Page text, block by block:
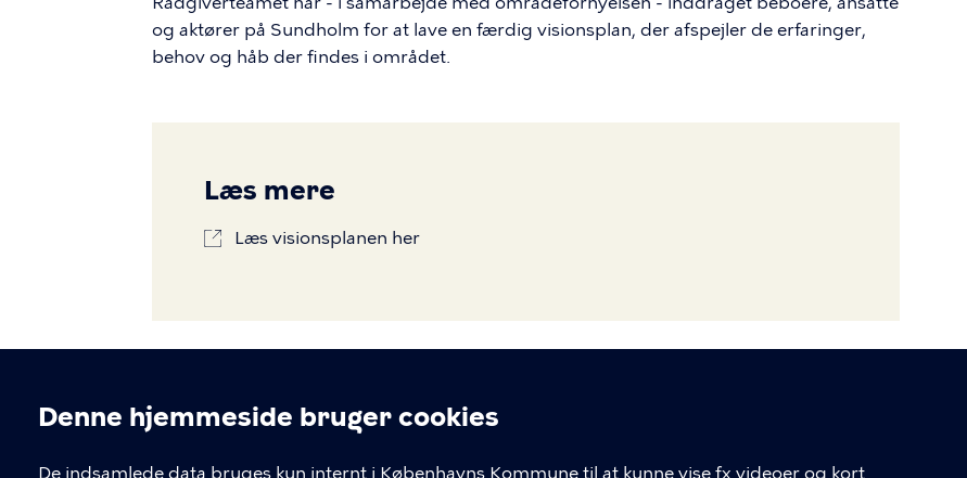
Denne hjemmeside bruger cookies
De indsamlede data bruges kun internt i Københavns Kommune til at kunne vise fx videoer og kort
og aktører på Sundholm for at lave en færdig visionsplan, der afspejler de erfaringer,
behov og håb der findes i området.
Læs mere
Læs visionsplanen her